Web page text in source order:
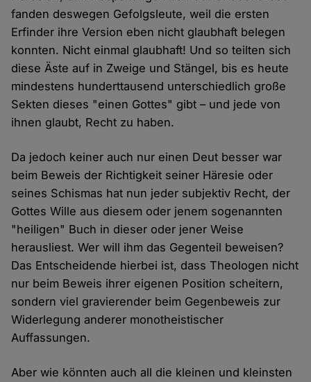
fanden deswegen Gefolgsleute, weil die ersten
Erfinder ihre Version eben nicht glaubhaft belegen
konnten. Nicht einmal glaubhaft! Und so teilten sich
diese Äste auf in Zweige und Stängel, bis es heute
mindestens hunderttausend unterschiedlich große
Sekten dieses "einen Gottes" gibt – und jede von
ihnen glaubt, Recht zu haben.
Da jedoch keiner auch nur einen Deut besser war
beim Beweis der Richtigkeit seiner Häresie oder
seines Schismas hat nun jeder subjektiv Recht, der
Gottes Wille aus diesem oder jenem sogenannten
"heiligen" Buch in dieser oder jener Weise
herausliest. Wer will ihm das Gegenteil beweisen?
Das Entscheidende hierbei ist, dass Theologen nicht
nur beim Beweis ihrer eigenen Position scheitern,
sondern viel gravierender beim Gegenbeweis zur
Widerlegung anderer monotheistischer
Auffassungen.
Aber wie könnten auch all die kleinen und kleinsten